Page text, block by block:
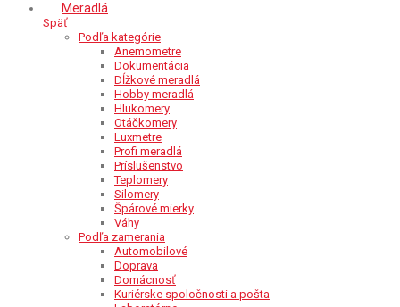
Meradlá
Späť
Podľa kategórie
Anemometre
Dokumentácia
Dĺžkové meradlá
Hobby meradlá
Hlukomery
Otáčkomery
Luxmetre
Profi meradlá
Príslušenstvo
Teplomery
Silomery
Špárové mierky
Váhy
Podľa zamerania
Automobilové
Doprava
Domácnosť
Kuriérske spoločnosti a pošta